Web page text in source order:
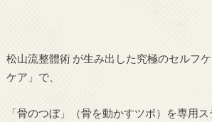
松山流整體術 が生み出した究極のセルフ
ケア」で、
「骨のつぼ」（骨を動かすツボ）を専用